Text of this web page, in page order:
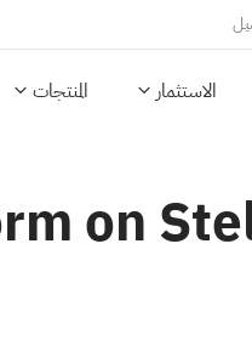
الاستثمار المنتجات
on